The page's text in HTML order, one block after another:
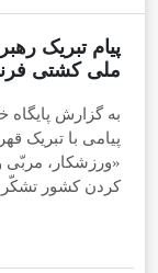
پیام تبریک
ملی کشتی
به گزارش
پیامی با تبریک
«ورزشکار، مربّی
کردن کشور تشکّر